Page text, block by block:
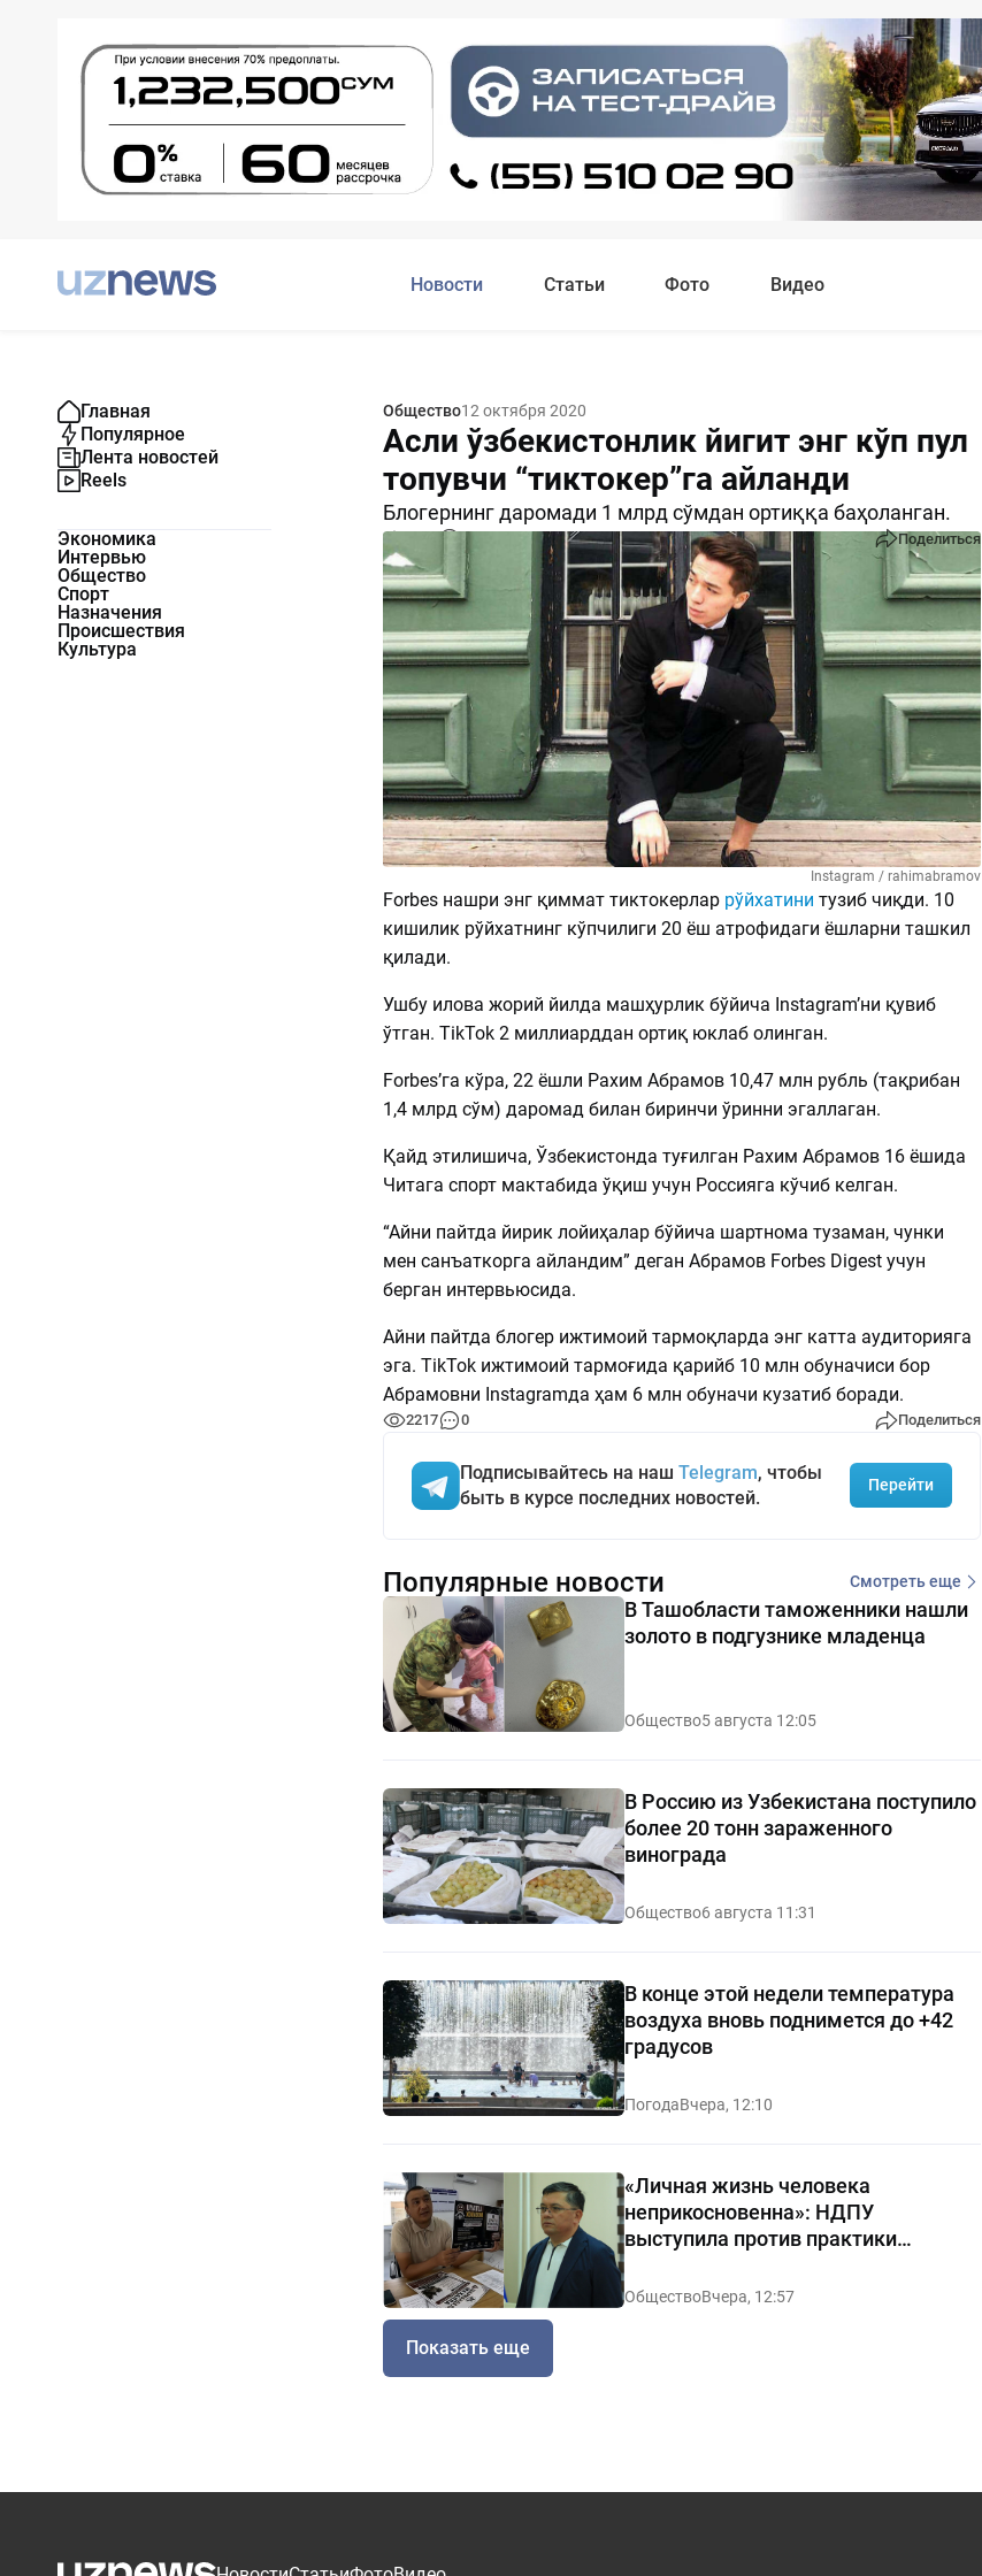
Новости Статьи Фото Видео
Главная
Популярное
Лента новостей
Reels
Экономика
Интервью
Общество
Спорт
Назначения
Происшествия
Культура
Общество12 октября 2020
Асли ўзбекистонлик йигит энг кўп пул
топувчи “тиктокер”га айланди
Блогернинг даромади 1 млрд сўмдан ортиққа баҳоланган.
Поделиться
Instagram / rahimabramov
Forbes нашри энг қиммат тиктокерлар рўйхатини тузиб чиқди. 10
кишилик рўйхатнинг кўпчилиги 20 ёш атрофидаги ёшларни ташкил
қилади.
Ушбу илова жорий йилда машҳурлик бўйича Instagram’ни қувиб
ўтган. TikTok 2 миллиарддан ортиқ юклаб олинган.
Forbes’га кўра, 22 ёшли Рахим Абрамов 10,47 млн рубль (тақрибан
1,4 млрд сўм) даромад билан биринчи ўринни эгаллаган.
Қайд этилишича, Ўзбекистонда туғилган Рахим Абрамов 16 ёшида
Читага спорт мактабида ўқиш учун Россияга кўчиб келган.
“Айни пайтда йирик лойиҳалар бўйича шартнома тузаман, чунки
мен санъаткорга айландим” деган Абрамов Forbes Digest учун
берган интервьюсида.
Айни пайтда блогер ижтимоий тармоқларда энг катта аудиторияга
эга. TikTok ижтимоий тармоғида қарийб 10 млн обуначиси бор
Абрамовни Instagramда ҳам 6 млн обуначи кузатиб боради.
2217 0 Поделиться
Подписывайтесь на наш Telegram, чтобы
быть в курсе последних новостей.
Перейти
Популярные новости Смотреть еще
В Ташобласти таможенники нашли
золото в подгузнике младенца
Общество5 августа 12:05
В Россию из Узбекистана поступило
более 20 тонн зараженного
винограда
Общество6 августа 11:31
В конце этой недели температура
воздуха вновь поднимется до +42
градусов
ПогодаВчера, 12:10
«Личная жизнь человека
неприкосновенна»: НДПУ
выступила против практики
«позорных домов и махаллей»
ОбществоВчера, 12:57
Показать еще